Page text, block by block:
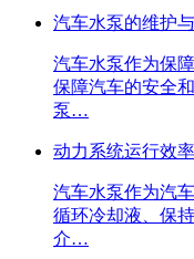
汽车水泵的维护
汽车水泵作为保
保障汽车的安全
泵…
动力系统运行效
汽车水泵作为汽
循环冷却液、保
介…